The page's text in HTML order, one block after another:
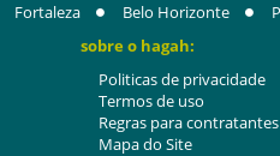
Fortaleza Belo Horizonte
sobre o hagah:
Politicas de privacidade
Termos de uso
Regras para contratantes
Mapa do Site